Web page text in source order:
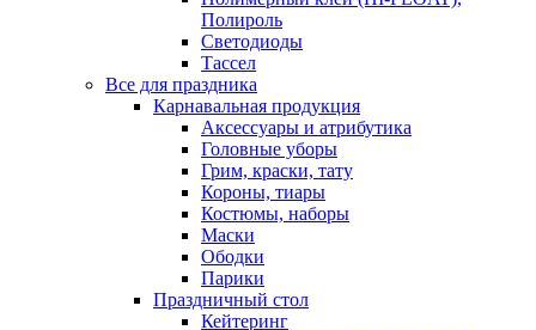
Полироль
Светодиоды
Тассел
Все для праздника
Карнавальная продукция
Аксессуары и атрибутика
Головные уборы
Грим, краски, тату
Короны, тиары
Костюмы, наборы
Маски
Ободки
Парики
Праздничный стол
Кейтеринг